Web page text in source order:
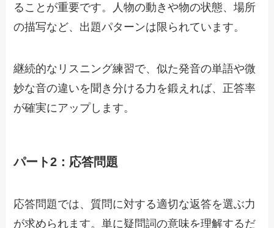
ることが重要です。人物の動きや物の状態、場所
の描写など、出題パターンは限られています。
継続的なリスニング練習で、似た発音の単語や微
妙な音の違いを聞き分ける力を鍛えれば、正答率
が確実にアップします。
パート2：応答問題
応答問題では、質問に対する適切な返答を選ぶ力
が求められます。単に疑問詞の意味を理解するだ